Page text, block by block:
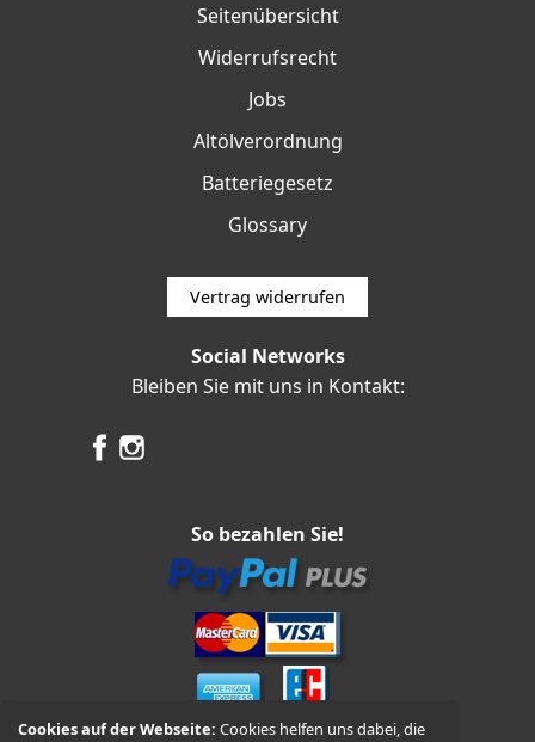
Cookies auf der Webseite:Cookies helfen uns dabei, die
Seitenübersicht
Widerrufsrecht
Jobs
Altölverordnung
Batteriegesetz
Glossary
Vertrag widerrufen
Social Networks
Bleiben Sie mit uns in Kontakt:
So bezahlen Sie!